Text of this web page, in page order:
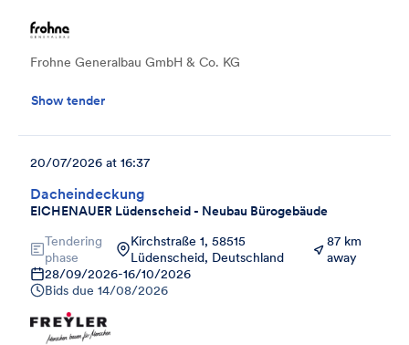
Frohne Generalbau GmbH & Co. KG
Show tender
Dacheindeckung
EICHENAUER Lüdenscheid - Neubau Bürogebäude
20/07/2026 at 16:37
Tendering
phase
Kirchstraße 1, 58515
Lüdenscheid, Deutschland
87 km
away
28/09/2026-16/10/2026
Bids due 14/08/2026